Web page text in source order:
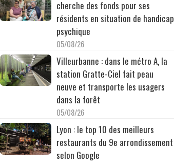
cherche des fonds pour ses
résidents en situation de handicap
psychique
05/08/26
Villeurbanne : dans le métro A, la
station Gratte-Ciel fait peau
neuve et transporte les usagers
dans la forêt
05/08/26
Lyon : le top 10 des meilleurs
restaurants du 9e arrondissement
selon Google